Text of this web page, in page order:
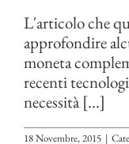
L'articolo che
approfondire
moneta
recenti
necessità [...]
18 Novembre, 2015 |